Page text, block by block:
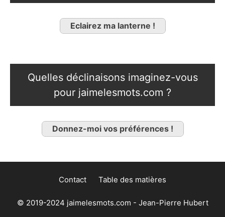
Eclairez ma lanterne !
Quelles déclinaisons imaginez-vous
pour jaimelesmots.com ?
Donnez-moi vos préférences !
Contact Table des matières
© 2019-2024 jaimelesmots.com - Jean-Pierre Hubert